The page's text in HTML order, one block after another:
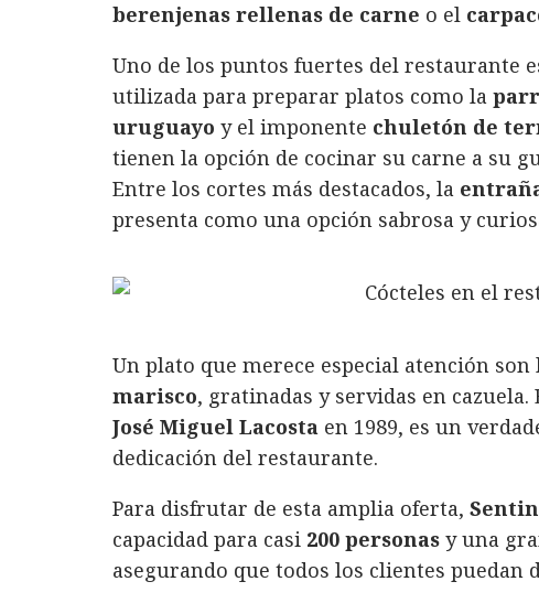
berenjenas rellenas de carne o el
Uno de los puntos fuertes del restaurante
utilizada para preparar platos como la
uruguayo y el imponente chuletón de
tienen la opción de cocinar su carne a su
Entre los cortes más destacados, la
presenta como una opción sabrosa y
Un plato que merece especial atención son
marisco, gratinadas y servidas en
José Miguel Lacosta en 1989, es un
dedicación del restaurante.
Para disfrutar de esta amplia oferta,
capacidad para casi 200 personas y una
asegurando que todos los clientes